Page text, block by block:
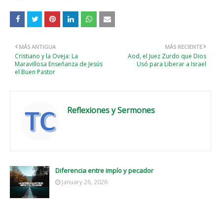
MÁS RECIENTE
Aod, el Juez Zurdo que Dios
Usó para Liberar a Israel
MÁS ANTIGUA
Cristiano y la Oveja: La
Maravillosa Enseñanza de Jesús
el Buen Pastor
Reflexiones y Sermones
Diferencia entre impío y pecador
January 26, 2026